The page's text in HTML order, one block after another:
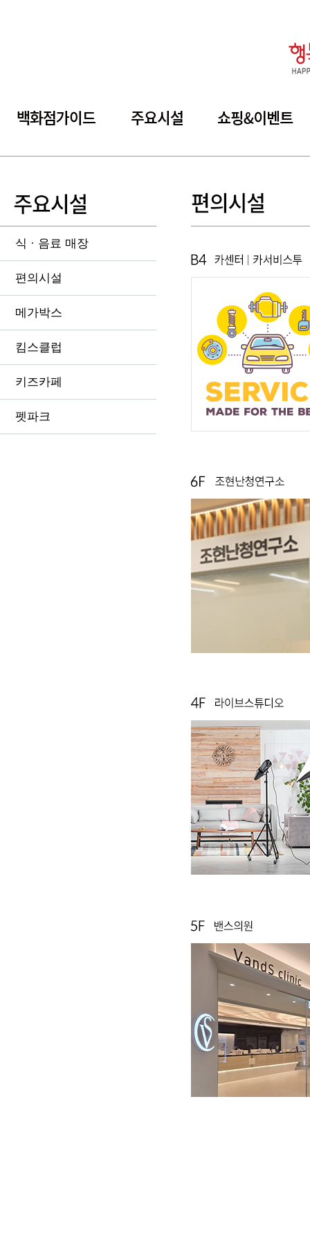
식 · 음료 매장
편의시설
메가박스
킴스클럽
키즈카페
펫파크